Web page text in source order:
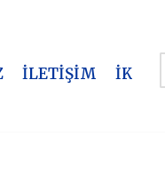
İLETİŞİM İK